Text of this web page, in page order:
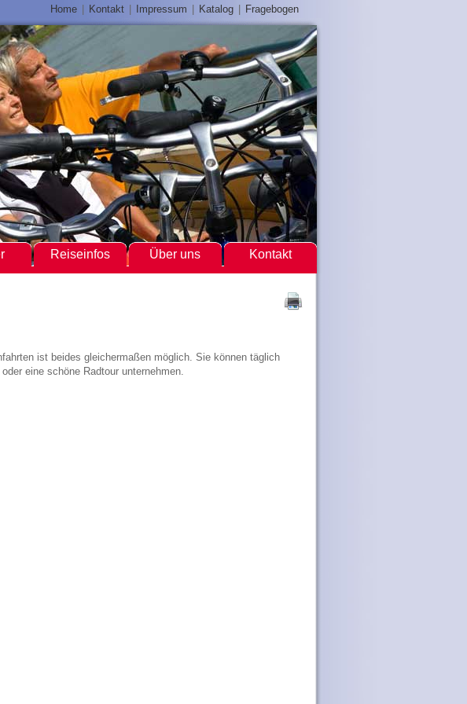
ist beides gleichermaßen möglich. Sie können täglich
eine schöne Radtour unternehmen.
Home Kontakt Impressum Katalog Fragebogen
Reiseinfos Über uns Kontakt